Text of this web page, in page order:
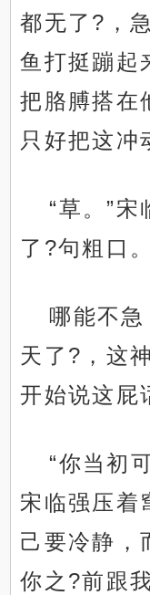
都无了?，
鱼打挺蹦起
把胳膊搭在
只好把这冲
“草。”
了?句粗口。
哪能不
天了?，这
开始说这屁
“你当初
宋临强压着
己要冷静，
你之?前跟